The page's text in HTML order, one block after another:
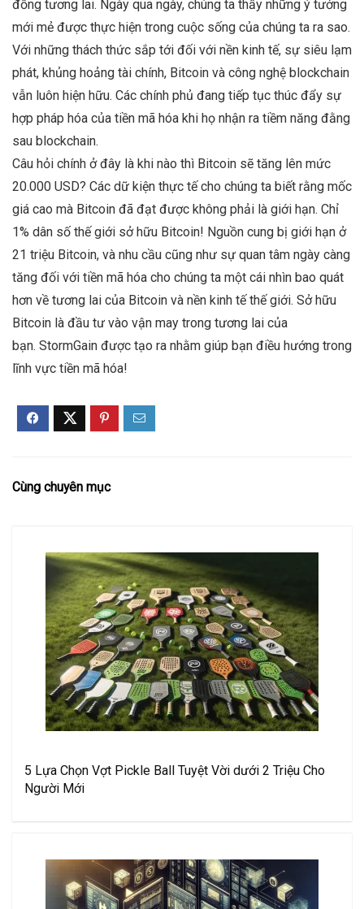
đồng tương lai. Ngày qua ngày, chúng ta thấy những ý tưởng
mới mẻ được thực hiện trong cuộc sống của chúng ta ra sao.
Với những thách thức sắp tới đối với nền kinh tế, sự siêu lạm
phát, khủng hoảng tài chính, Bitcoin và công nghệ blockchain
vẫn luôn hiện hữu. Các chính phủ đang tiếp tục thúc đẩy sự
hợp pháp hóa của tiền mã hóa khi họ nhận ra tiềm năng đằng
sau blockchain.
Câu hỏi chính ở đây là khi nào thì Bitcoin sẽ tăng lên mức
20.000 USD? Các dữ kiện thực tế cho chúng ta biết rằng mốc
giá cao mà Bitcoin đã đạt được không phải là giới hạn. Chỉ
1% dân số thế giới sở hữu Bitcoin! Nguồn cung bị giới hạn ở
21 triệu Bitcoin, và nhu cầu cũng như sự quan tâm ngày càng
tăng đối với tiền mã hóa cho chúng ta một cái nhìn bao quát
hơn về tương lai của Bitcoin và nền kinh tế thế giới. Sở hữu
Bitcoin là đầu tư vào vận may trong tương lai của
bạn. StormGain được tạo ra nhằm giúp bạn điều hướng trong
lĩnh vực tiền mã hóa!
Cùng chuyên mục
5 Lựa Chọn Vợt Pickle Ball Tuyệt Vời dưới 2 Triệu Cho
Người Mới